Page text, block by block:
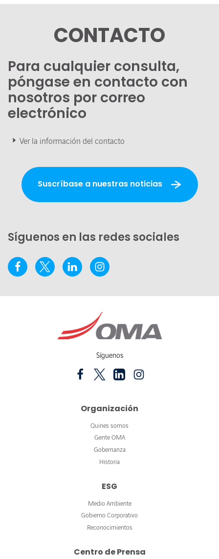
CONTACTO
Para cualquier consulta,
póngase en contacto con
nosotros por correo
electrónico
Ver la información del contacto
Suscríbase a nuestras noticias
Síguenos en las redes sociales
Síguenos
Organización
Quines somos
Gente OMA
Gobernanza
Historia
ESG
Medio Ambiente
Gobierno Corporativo
Reconocimientos
Centro de Prensa